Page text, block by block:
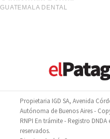
Propietaria IGD SA, Avenida
Autónoma de Buenos Aires -
RNPI En trámite - Registro
reservados.